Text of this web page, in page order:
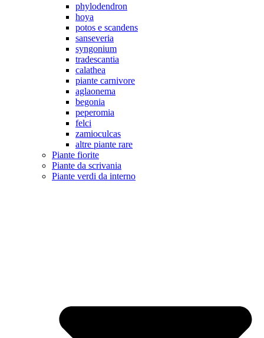
phylodendron
hoya
potos e scandens
sanseveria
syngonium
tradescantia
calathea
piante carnivore
aglaonema
begonia
peperomia
felci
zamioculcas
altre piante rare
Piante fiorite
Piante da scrivania
Piante verdi da interno